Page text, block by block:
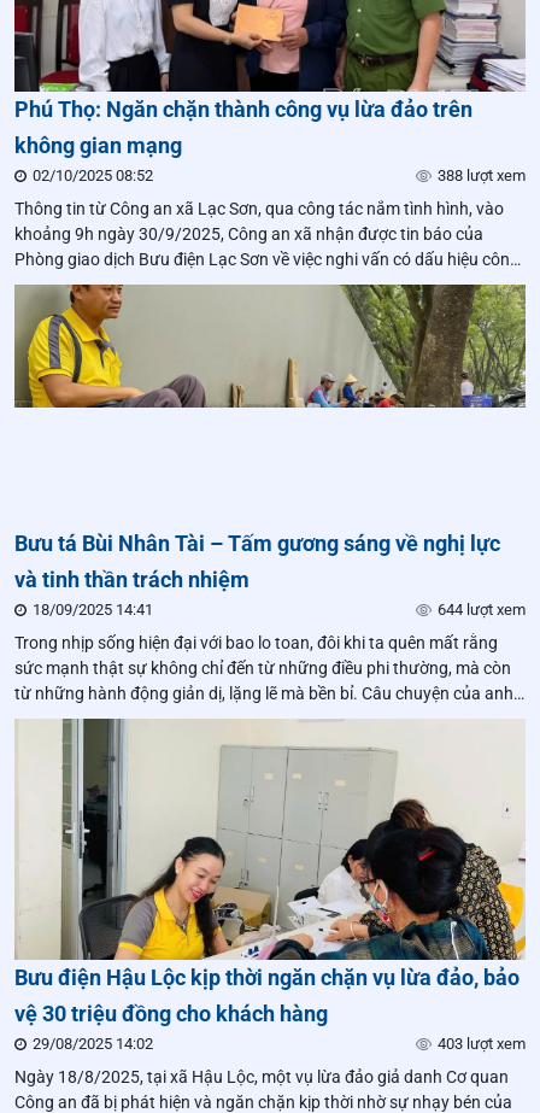
Phú Thọ: Ngăn chặn thành công vụ lừa đảo trên
không gian mạng
02/10/2025 08:52 388 lượt xem
Thông tin từ Công an xã Lạc Sơn, qua công tác nắm tình hình, vào
khoảng 9h ngày 30/9/2025, Công an xã nhận được tin báo của
Phòng giao dịch Bưu điện Lạc Sơn về việc nghi vấn có dấu hiệu công
dân bị lừa đảo trên không gian mạng.
Bưu tá Bùi Nhân Tài – Tấm gương sáng về nghị lực
và tinh thần trách nhiệm
18/09/2025 14:41 644 lượt xem
Trong nhịp sống hiện đại với bao lo toan, đôi khi ta quên mất rằng
sức mạnh thật sự không chỉ đến từ những điều phi thường, mà còn
từ những hành động giản dị, lặng lẽ mà bền bỉ. Câu chuyện của anh
Bùi Nhân Tài,
Bưu điện Hậu Lộc kịp thời ngăn chặn vụ lừa đảo, bảo
vệ 30 triệu đồng cho khách hàng
29/08/2025 14:02 403 lượt xem
Ngày 18/8/2025, tại xã Hậu Lộc, một vụ lừa đảo giả danh Cơ quan
Công an đã bị phát hiện và ngăn chặn kịp thời nhờ sự nhạy bén của